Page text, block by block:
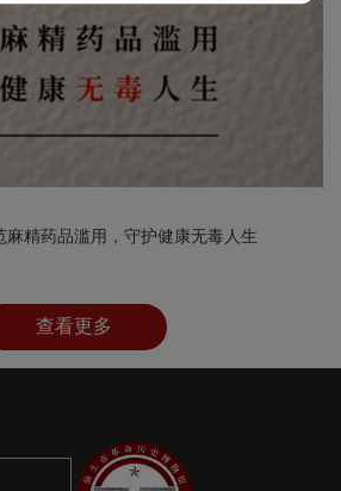
麻精药品滥用，守护健康无毒人生
查看更多